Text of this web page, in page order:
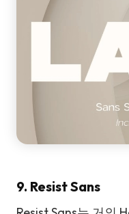
9. Resist Sans